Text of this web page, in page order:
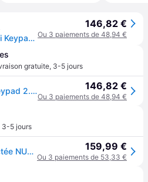
Serrure Intelligente Nuki Keypad 2.0 Bluetooth Ouverture avec Empreinte Digitale et Code PIN
146,82 €
Ou 3 paiements de 48,94 €
gratuite, 3-5 jours
Serrure Intelligente Nuki Keypad 2.0 Bluetooth Ouverture avec Empreinte Digitale et Code PIN 146,82 €
Ou 3 paiements de 48,94 €
3-5 jours
Accessoire serrure connectée NUKI Keypad 2.0 159,99 €
Ou 3 paiements de 53,33 €